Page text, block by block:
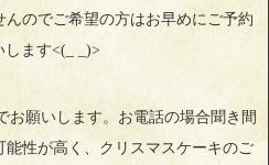
のでご希望の方はお早めにご予約
します<(_ _)>
お願いします。お電話の場合聞き間
性が高く、クリスマスケーキのご